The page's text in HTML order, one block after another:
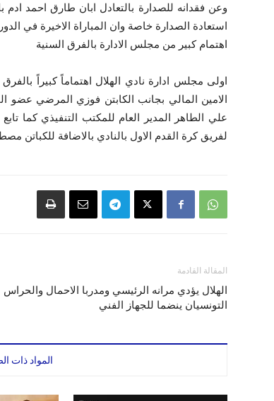
وعن فقدانه للصدارة بالتعادل ابان طارق احمد ادم
استعادة الصدارة خاصة وان المباراة الاخيرة في
اهتمام كبير من مجلس الادارة بالفرق السنية
اولى مجلس ادارة نادي الهلال اهتماماً كبيراً
الامين المالي بجانب الكابتن فوزي المرضي
علي الطاهر المدير العام للمكتب التنفيذي كما
لفريق كرة القدم الاول بالنادي بالاضافة للكباتن
المقالة القادمة
الهلال يؤدي مرانه الرئيسي ومدربا الاحمال والحراس
التونسيان ينضما للجهاز الفني
المواد ذات